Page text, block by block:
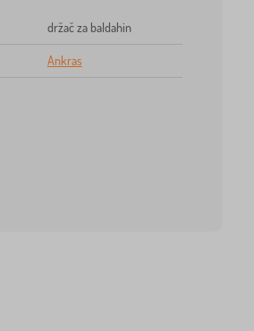
držač za baldahin
Ankras